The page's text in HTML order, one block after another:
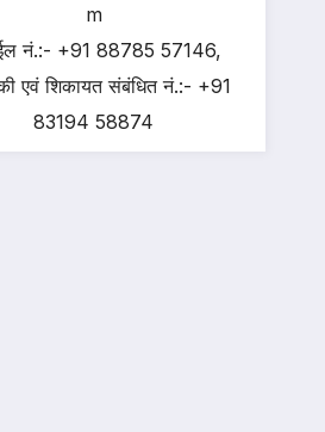
m
नं.:- +91 88785 57146,
एवं शिकायत संबंधित नं.:- +91
83194 58874